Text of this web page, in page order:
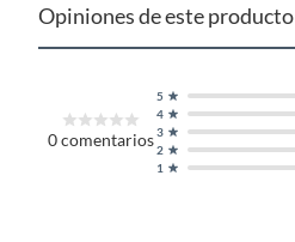
Opiniones de este producto
0comentarios
1
2
3
4
5